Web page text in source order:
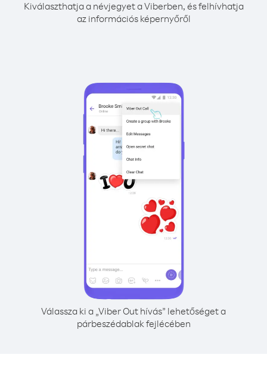
Kiválaszthatja a névjegyet a Viberben, és felhívhatja
az információs képernyőről
Válassza ki a „Viber Out hívás” lehetőséget a
párbeszédablak fejlécében